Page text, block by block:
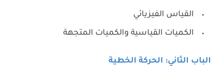
القياس الفيزيائي
الكميات القياسية والكميات المتجهة
الباب الثاني: الحركة الخطية